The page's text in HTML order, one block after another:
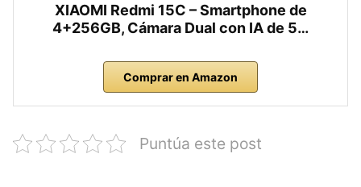
XIAOMI Redmi 15C – Smartphone de
4+256GB, Cámara Dual con IA de 5…
Comprar en Amazon
Puntúa este post